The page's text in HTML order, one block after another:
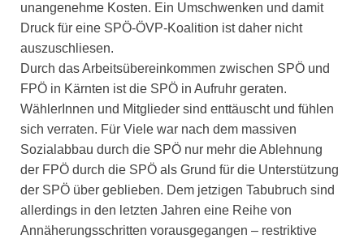
unangenehme Kosten. Ein Umschwenken und damit
Druck für eine SPÖ-ÖVP-Koalition ist daher nicht
auszuschliesen.
Durch das Arbeitsübereinkommen zwischen SPÖ und
FPÖ in Kärnten ist die SPÖ in Aufruhr geraten.
WählerInnen und Mitglieder sind enttäuscht und fühlen
sich verraten. Für Viele war nach dem massiven
Sozialabbau durch die SPÖ nur mehr die Ablehnung
der FPÖ durch die SPÖ als Grund für die Unterstützung
der SPÖ über geblieben. Dem jetzigen Tabubruch sind
allerdings in den letzten Jahren eine Reihe von
Annäherungsschritten vorausgegangen – restriktive